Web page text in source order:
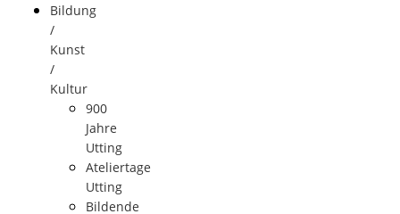
Bildung
/
Kunst
/
Kultur
900
Jahre
Utting
Ateliertage
Utting
Bildende